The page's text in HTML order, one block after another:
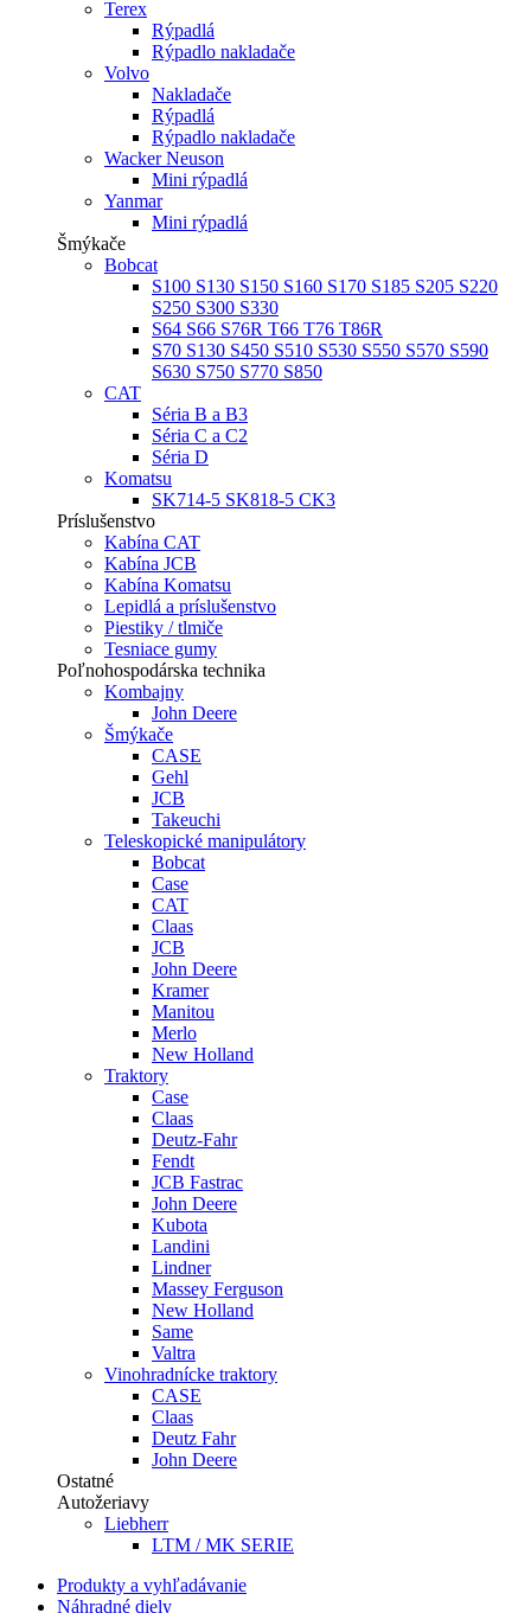
Terex
Rýpadlá
Rýpadlo nakladače
Volvo
Nakladače
Rýpadlá
Rýpadlo nakladače
Wacker Neuson
Mini rýpadlá
Yanmar
Mini rýpadlá
Šmýkače
Bobcat
S100 S130 S150 S160 S170 S185 S205 S220
S250 S300 S330
S64 S66 S76R T66 T76 T86R
S70 S130 S450 S510 S530 S550 S570 S590
S630 S750 S770 S850
CAT
Séria B a B3
Séria C a C2
Séria D
Komatsu
SK714-5 SK818-5 CK3
Príslušenstvo
Kabína CAT
Kabína JCB
Kabína Komatsu
Lepidlá a príslušenstvo
Piestiky / tlmiče
Tesniace gumy
Poľnohospodárska technika
Kombajny
John Deere
Šmýkače
CASE
Gehl
JCB
Takeuchi
Teleskopické manipulátory
Bobcat
Case
CAT
Claas
JCB
John Deere
Kramer
Manitou
Merlo
New Holland
Traktory
Case
Claas
Deutz-Fahr
Fendt
JCB Fastrac
John Deere
Kubota
Landini
Lindner
Massey Ferguson
New Holland
Same
Valtra
Vinohradnícke traktory
CASE
Claas
Deutz Fahr
John Deere
Ostatné
Autožeriavy
Liebherr
LTM / MK SERIE
Produkty a vyhľadávanie
Náhradné diely